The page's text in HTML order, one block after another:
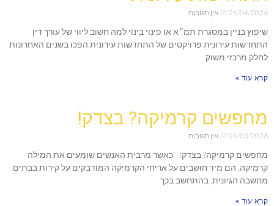
26/04/2026 אין תגובות
שיפוץ בניין במסגרת תמ״א או פינוי בינוי למה חשוב ליווי של עורך דין
התחדשות עירונית פרויקטים של התחדשות עירונית הפכו בשנים האחרונות
לחלק מרכזי משוק
קרא עוד »
מחפשים קרמיקה? בצדק!
24/03/2026 אין תגובות
מחפשים קרמיקה? בצדק! כאשר מרבית האנשים שומעים את המילה
קרמיקה, הם מיד חושבים על אריחי הקרמיקה המודבקים על קירות בבתים.
מחשבה הגיונית, בהתחשב בכך
קרא עוד »